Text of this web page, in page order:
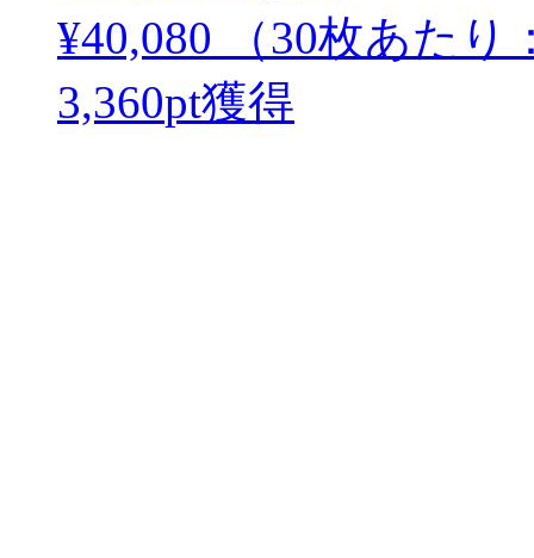
¥40,080
（30枚あたり
3,360pt獲得